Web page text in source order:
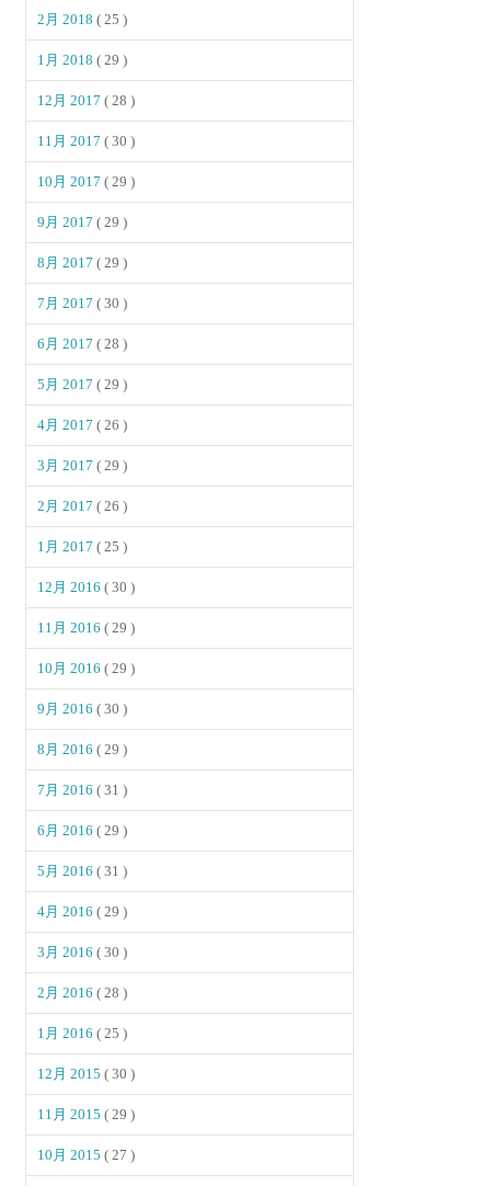
2月 2018( 25 )
1月 2018( 29 )
12月 2017( 28 )
11月 2017( 30 )
10月 2017( 29 )
9月 2017( 29 )
8月 2017( 29 )
7月 2017( 30 )
6月 2017( 28 )
5月 2017( 29 )
4月 2017( 26 )
3月 2017( 29 )
2月 2017( 26 )
1月 2017( 25 )
12月 2016( 30 )
11月 2016( 29 )
10月 2016( 29 )
9月 2016( 30 )
8月 2016( 29 )
7月 2016( 31 )
6月 2016( 29 )
5月 2016( 31 )
4月 2016( 29 )
3月 2016( 30 )
2月 2016( 28 )
1月 2016( 25 )
12月 2015( 30 )
11月 2015( 29 )
10月 2015( 27 )